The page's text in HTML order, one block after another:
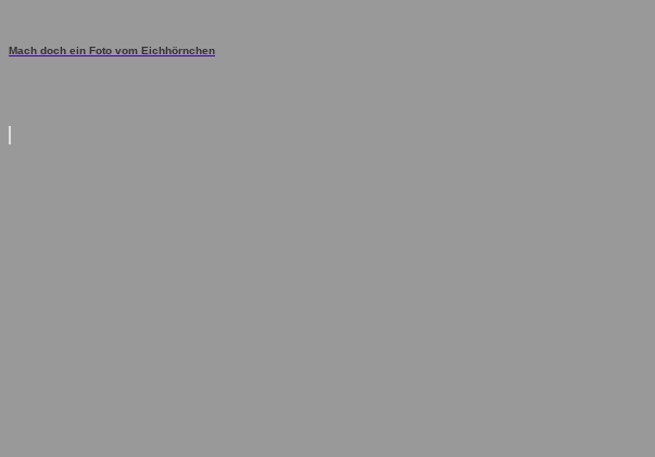
Mach doch ein Foto vom Eichhörnchen